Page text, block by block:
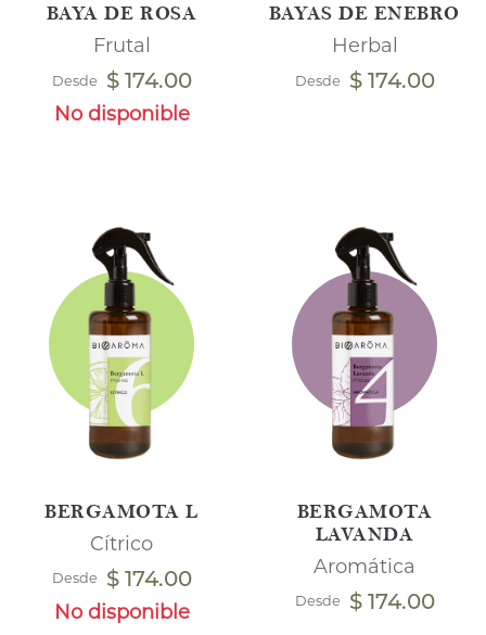
BAYA DE ROSA
Frutal
Desde $ 174.00
No disponible
BAYAS DE ENEBRO
Herbal
Desde $ 174.00
BERGAMOTA L
Cítrico
Desde $ 174.00
No disponible
BERGAMOTA
LAVANDA
Aromática
Desde $ 174.00